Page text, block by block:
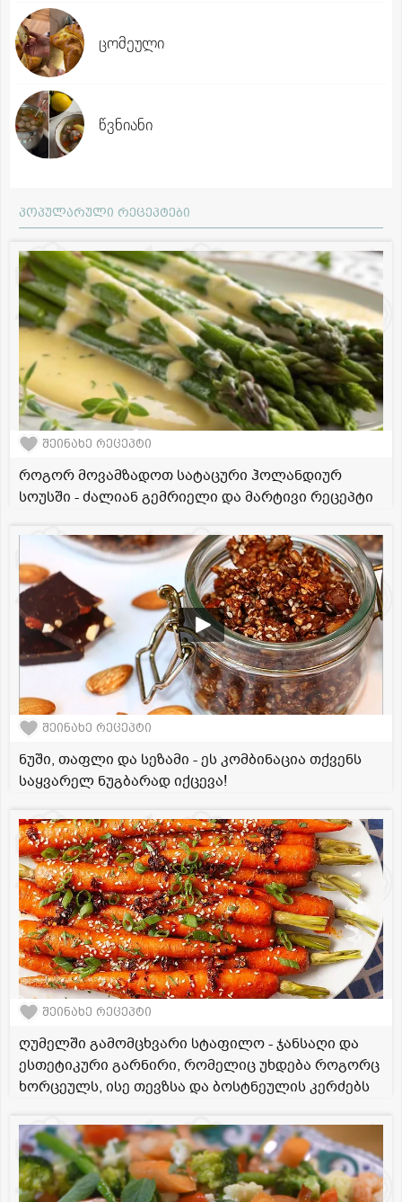
ცომეული
წვნიანი
პოპულარული რეცეპტები
შეინახე რეცეპტი
როგორ მოვამზადოთ სატაცური ჰოლანდიურ
სოუსში - ძალიან გემრიელი და მარტივი რეცეპტი
შეინახე რეცეპტი
ნუში, თაფლი და სეზამი - ეს კომბინაცია თქვენს
საყვარელ ნუგბარად იქცევა!
შეინახე რეცეპტი
ღუმელში გამომცხვარი სტაფილო - ჯანსაღი და
ესთეტიკური გარნირი, რომელიც უხდება როგორც
ხორცეულს, ისე თევზსა და ბოსტნეულის კერძებს